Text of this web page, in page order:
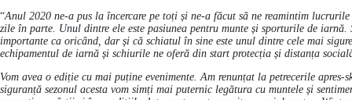
“Anul 2020 ne-a pus la încercare pe toți și ne-a făcut să ne reamintim
zile în parte. Unul dintre ele este pasiunea pentru munte și sporturile de iarnă.
importante ca oricând, dar și că schiatul în sine este unul dintre cele mai
echipamentul de iarnă și schiurile ne oferă din start protecția și distanța
Vom avea o ediție cu mai puține evenimente. Am renunțat la petrecerile
siguranță sezonul acesta vom simți mai puternic legătura cu muntele și